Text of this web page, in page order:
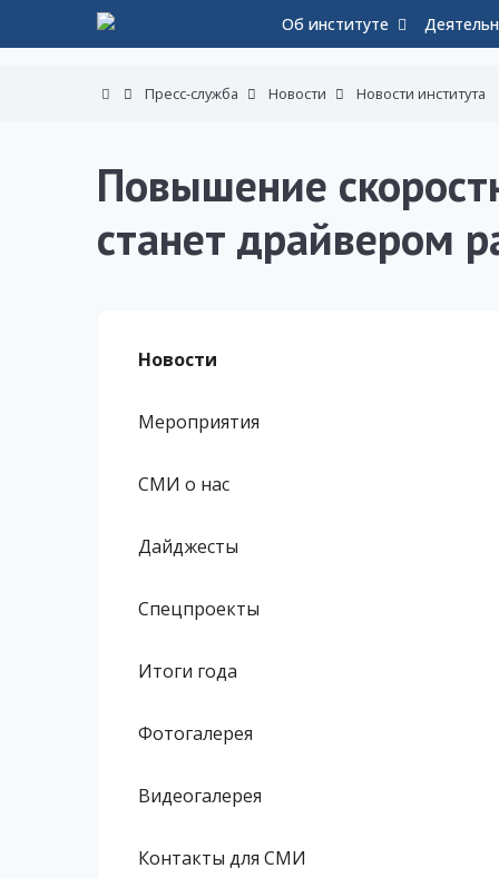
Об институте
Пресс-служба Новости Новости института
Повышение
станет драйвером
Новости
Мероприятия
СМИ о нас
Дайджесты
Спецпроекты
Итоги года
Фотогалерея
Видеогалерея
Контакты для СМИ